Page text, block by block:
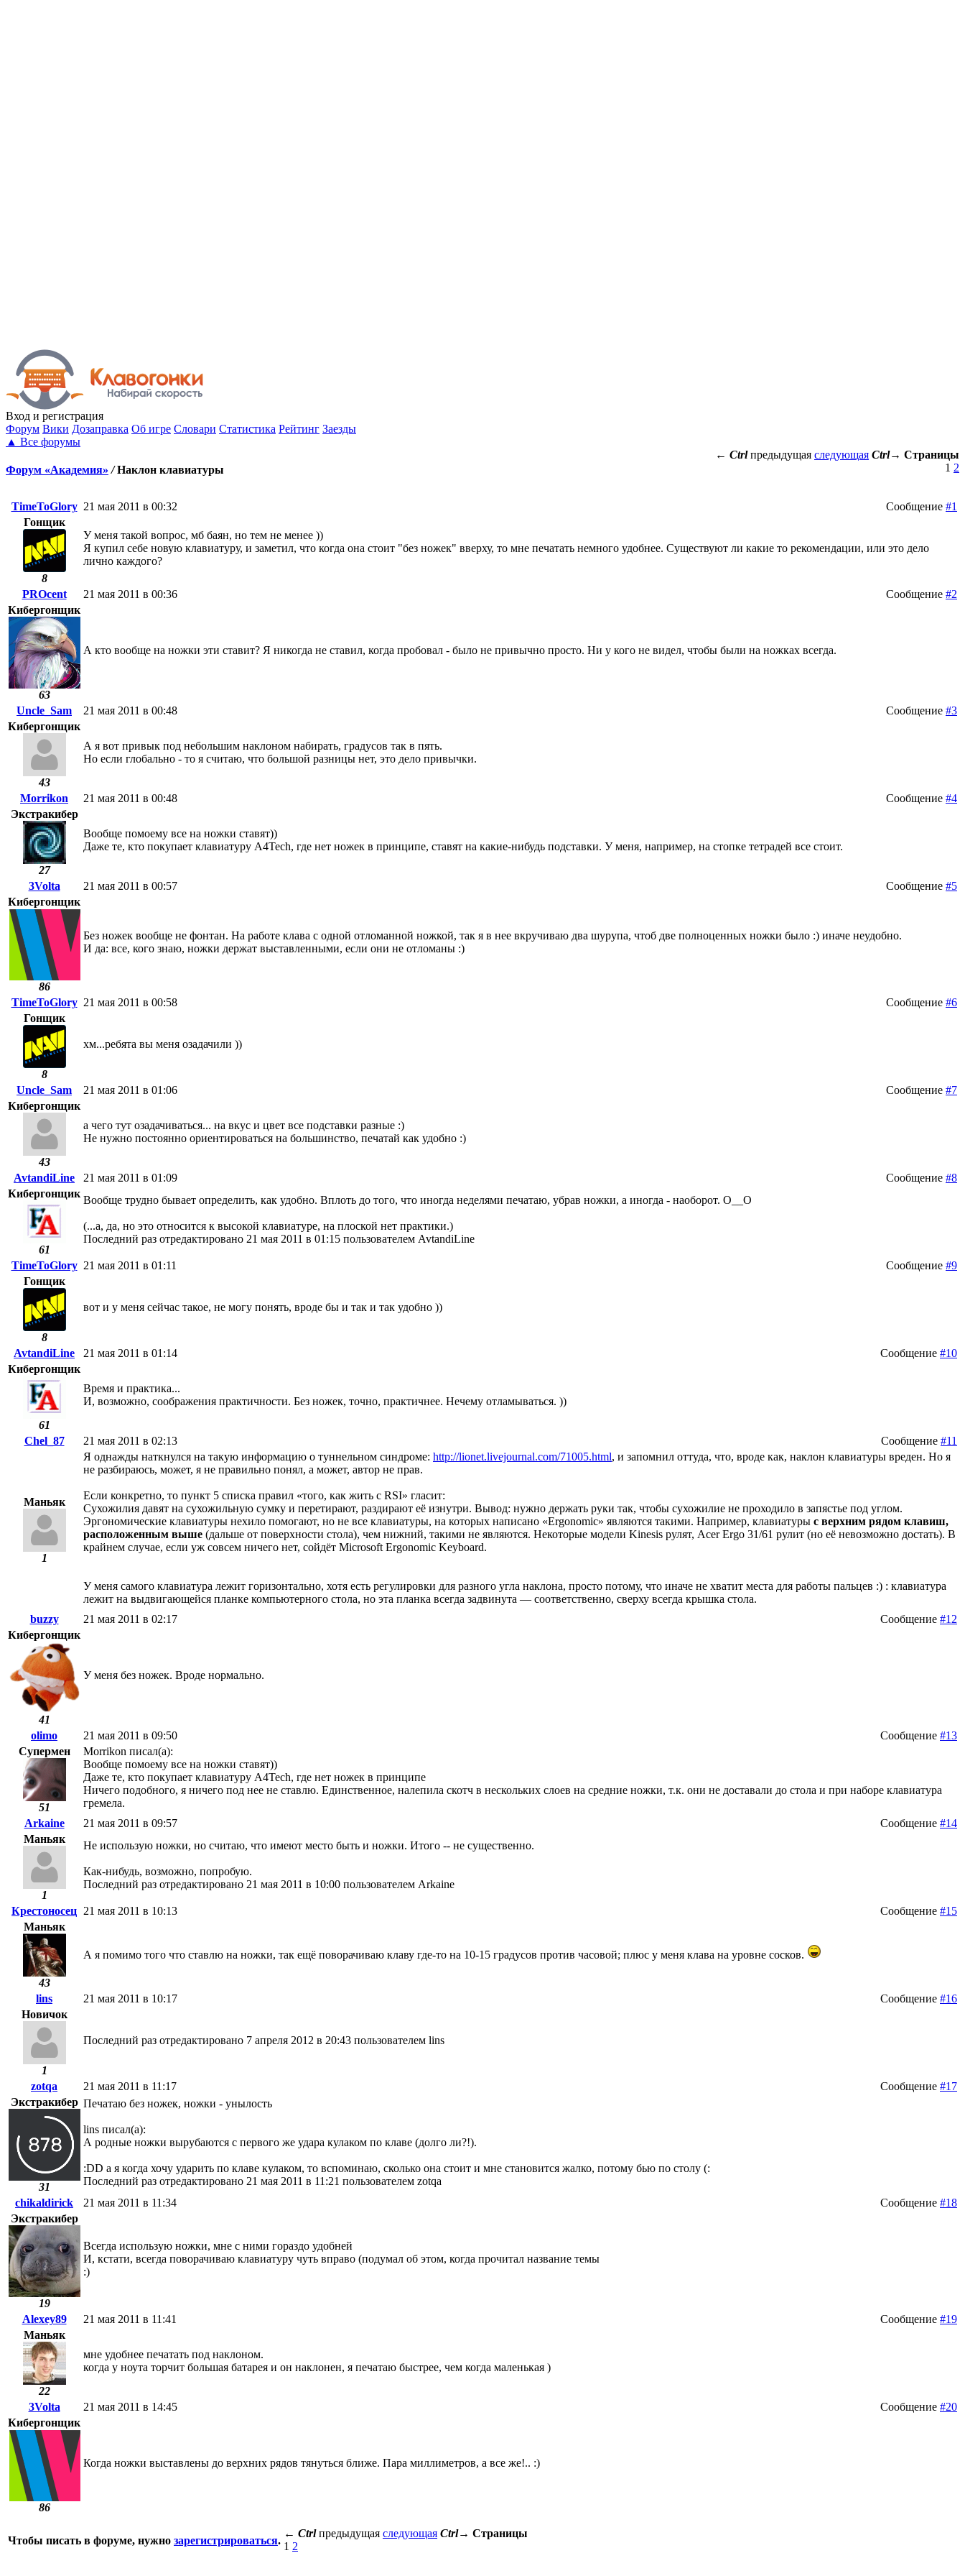
Вход и регистрация
Форум Вики Дозаправка Об игре Словари Статистика Рейтинг Заезды
▲ Все форумы
← Ctrlпредыдущая следующая Ctrl→ Страницы
1 2
Форум «Академия» / Наклон клавиатуры
TimeToGlory Сообщение #1
21 мая 2011 в 00:32
Гонщик
8
У меня такой вопрос, мб баян, но тем не менее ))
Я купил себе новую клавиатуру, и заметил, что когда она стоит "без ножек" вверху, то мне печатать немного удобнее. Существуют ли какие то рекомендации, или это дело
лично каждого?
PROcent Сообщение #2
21 мая 2011 в 00:36
Кибергонщик
63
А кто вообще на ножки эти ставит? Я никогда не ставил, когда пробовал - было не привычно просто. Ни у кого не видел, чтобы были на ножках всегда.
Uncle_Sam Сообщение #3
21 мая 2011 в 00:48
Кибергонщик
43
А я вот привык под небольшим наклоном набирать, градусов так в пять.
Но если глобально - то я считаю, что большой разницы нет, это дело привычки.
Morrikon Сообщение #4
21 мая 2011 в 00:48
Экстракибер
27
Вообще помоему все на ножки ставят))
Даже те, кто покупает клавиатуру A4Tech, где нет ножек в принципе, ставят на какие-нибудь подставки. У меня, например, на стопке тетрадей все стоит.
3Volta Сообщение #5
21 мая 2011 в 00:57
Кибергонщик
86
Без ножек вообще не фонтан. На работе клава с одной отломанной ножкой, так я в нее вкручиваю два шурупа, чтоб две полноценных ножки было :) иначе неудобно.
И да: все, кого знаю, ножки держат выставленными, если они не отломаны :)
TimeToGlory Сообщение #6
21 мая 2011 в 00:58
Гонщик
8
хм...ребята вы меня озадачили ))
Uncle_Sam Сообщение #7
21 мая 2011 в 01:06
Кибергонщик
43
а чего тут озадачиваться... на вкус и цвет все подставки разные :)
Не нужно постоянно ориентироваться на большинство, печатай как удобно :)
AvtandiLine Сообщение #8
21 мая 2011 в 01:09
Кибергонщик
61
Вообще трудно бывает определить, как удобно. Вплоть до того, что иногда неделями печатаю, убрав ножки, а иногда - наоборот. О__О
(...а, да, но это относится к высокой клавиатуре, на плоской нет практики.)
Последний раз отредактировано 21 мая 2011 в 01:15 пользователем AvtandiLine
TimeToGlory Сообщение #9
21 мая 2011 в 01:11
Гонщик
8
вот и у меня сейчас такое, не могу понять, вроде бы и так и так удобно ))
AvtandiLine Сообщение #10
21 мая 2011 в 01:14
Кибергонщик
61
Время и практика...
И, возможно, соображения практичности. Без ножек, точно, практичнее. Нечему отламываться. ))
Chel_87 Сообщение #11
21 мая 2011 в 02:13
Маньяк
1
Я однажды наткнулся на такую информацию о туннельном синдроме: http://lionet.livejournal.com/71005.html, и запомнил оттуда, что, вроде как, наклон клавиатуры вреден. Но я
не разбираюсь, может, я не правильно понял, а может, автор не прав.
Если конкретно, то пункт 5 списка правил «того, как жить с RSI» гласит:
Сухожилия давят на сухожильную сумку и перетирают, раздирают её изнутри. Вывод: нужно держать руки так, чтобы сухожилие не проходило в запястье под углом.
Эргономические клавиатуры нехило помогают, но не все клавиатуры, на которых написано «Ergonomic» являются такими. Например, клавиатуры с верхним рядом клавиш,
расположенным выше (дальше от поверхности стола), чем нижний, такими не являются. Некоторые модели Kinesis рулят, Acer Ergo 31/61 рулит (но её невозможно достать). В
крайнем случае, если уж совсем ничего нет, сойдёт Microsoft Ergonomic Keyboard.
У меня самого клавиатура лежит горизонтально, хотя есть регулировки для разного угла наклона, просто потому, что иначе не хватит места для работы пальцев :) : клавиатура
лежит на выдвигающейся планке компьютерного стола, но эта планка всегда задвинута — соответственно, сверху всегда крышка стола.
buzzy
Сообщение #12
21 мая 2011 в 02:17
Кибергонщик
41
У меня без ножек. Вроде нормально.
olimo Сообщение #13
21 мая 2011 в 09:50
Супермен
51
Morrikon писал(а):
Вообще помоему все на ножки ставят))
Даже те, кто покупает клавиатуру A4Tech, где нет ножек в принципе
Ничего подобного, я ничего под нее не ставлю. Единственное, налепила скотч в нескольких слоев на средние ножки, т.к. они не доставали до стола и при наборе клавиатура
гремела.
Arkaine
Сообщение #14
21 мая 2011 в 09:57
Маньяк
1
Не использую ножки, но считаю, что имеют место быть и ножки. Итого -- не существенно.
Как-нибудь, возможно, попробую.
Последний раз отредактировано 21 мая 2011 в 10:00 пользователем Arkaine
Крестоносец Сообщение #15
21 мая 2011 в 10:13
Маньяк
43
А я помимо того что ставлю на ножки, так ещё поворачиваю клаву где-то на 10-15 градусов против часовой; плюс у меня клава на уровне сосков.
lins Сообщение #16
21 мая 2011 в 10:17
Новичок
1
Последний раз отредактировано 7 апреля 2012 в 20:43 пользователем lins
zotqa Сообщение #17
21 мая 2011 в 11:17
Экстракибер
31
Печатаю без ножек, ножки - унылость
lins писал(а):
А родные ножки вырубаются с первого же удара кулаком по клаве (долго ли?!).
:DD а я когда хочу ударить по клаве кулаком, то вспоминаю, сколько она стоит и мне становится жалко, потому бью по столу (:
Последний раз отредактировано 21 мая 2011 в 11:21 пользователем zotqa
chikaldirick
Сообщение #18
21 мая 2011 в 11:34
Экстракибер
19
Всегда использую ножки, мне с ними гораздо удобней
И, кстати, всегда поворачиваю клавиатуру чуть вправо (подумал об этом, когда прочитал название темы
:)
Alexey89 Сообщение #19
21 мая 2011 в 11:41
Маньяк
22
мне удобнее печатать под наклоном.
когда у ноута торчит большая батарея и он наклонен, я печатаю быстрее, чем когда маленькая )
3Volta Сообщение #20
21 мая 2011 в 14:45
Кибергонщик
86
Когда ножки выставлены до верхних рядов тянуться ближе. Пара миллиметров, а все же!.. :)
Чтобы писать в форуме, нужно зарегистрироваться.
← Ctrlпредыдущая следующая Ctrl→ Страницы
1 2